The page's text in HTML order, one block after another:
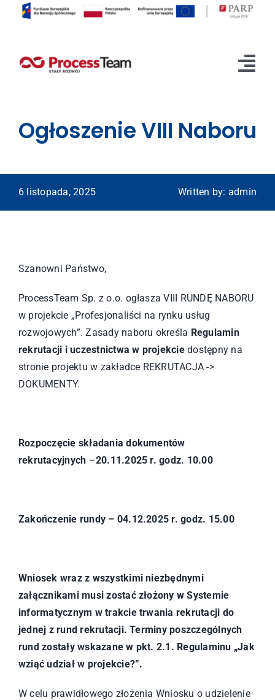
Przejdź
Etapy realizacji
Ogłoszenie VIII Naboru
6 listopada, 2025 Written by: admin
Szanowni Państwo,
ProcessTeam Sp. z o.o. ogłasza VIII RUNDĘ NABORU
w projekcie „Profesjonaliści na rynku usług
rozwojowych”. Zasady naboru określa Regulamin
rekrutacji i uczestnictwa w projekciedostępny na
stronie projektu w zakładce REKRUTACJA ->
DOKUMENTY.
Rozpoczęcie składania dokumentów
rekrutacyjnych –20.11.2025 r. godz. 10.00
Zakończenie rundy – 04.12.2025 r. godz. 15.00
Wniosek wraz z wszystkimi niezbędnymi
załącznikami musi zostać złożony w Systemie
informatycznym w trakcie trwania rekrutacji do
jednej z rund rekrutacji. Terminy poszczególnych
rund zostały wskazane w pkt. 2.1. Regulaminu „Jak
wziąć udział w projekcie?”.
W celu prawidłowego złożenia Wniosku o udzielenie